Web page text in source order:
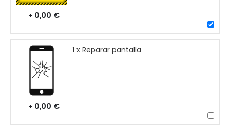
+ 0,00 €
1 x Reparar pantalla
+ 0,00 €